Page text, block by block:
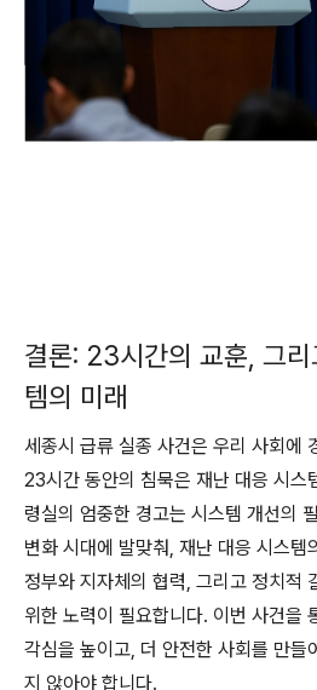
결론: 23시간의 교훈, 그
템의 미래
세종시 급류 실종 사건은 우리 사회에
23시간 동안의 침묵은 재난 대응 시스
령실의 엄중한 경고는 시스템 개선의
변화 시대에 발맞춰, 재난 대응 시스템
정부와 지자체의 협력, 그리고 정치적
위한 노력이 필요합니다. 이번 사건을
각심을 높이고, 더 안전한 사회를 만들
지 않아야 합니다.